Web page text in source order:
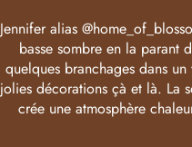
Jennifer alias
basse sombre en la parant
quelques branchages dans
jolies décorations çà et là. La
crée une atmosphère